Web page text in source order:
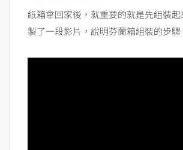
紙箱拿回家後，就重要的就是先組裝
製了一段影片，說明芬蘭箱組裝的步驟